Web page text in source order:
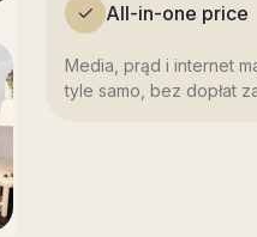
All-in-one price
Media, prąd i internet
tyle samo, bez dopłat